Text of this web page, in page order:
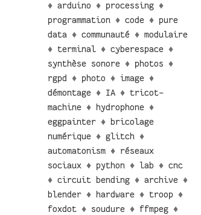
♦arduino ♦ processing ♦
programmation ♦code ♦ pure
data ♦communauté ♦modulaire
♦terminal ♦cyberespace ♦
synthèse sonore ♦ photos ♦
rgpd ♦ photo ♦image ♦
démontage ♦ IA ♦tricot-
machine ♦ hydrophone ♦
eggpainter ♦
bricolage
numérique ♦glitch ♦
automatonism ♦ réseaux
sociaux ♦ python ♦lab ♦cnc
♦circuit bending ♦archive ♦
blender ♦ hardware ♦troop ♦
foxdot ♦ soudure ♦ffmpeg ♦